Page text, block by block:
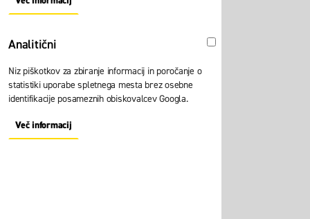
About "Oglaševalski" Cookie Group
Analitični Analitični
Niz piškotkov za zbiranje informacij in poročanje o
statistiki uporabe spletnega mesta brez osebne
identifikacije posameznih obiskovalcev Googla.
Več informacijAbout "Analitični" Cookie Group